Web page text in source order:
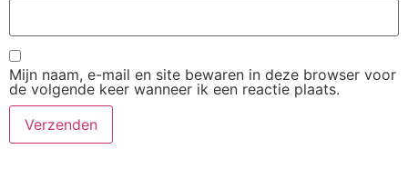
Mijn naam, e-mail en site bewaren in deze browser voor
de volgende keer wanneer ik een reactie plaats.